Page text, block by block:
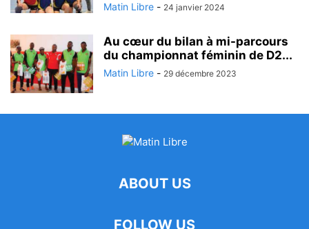
Matin Libre - 24 janvier 2024
Au cœur du bilan à mi-parcours
du championnat féminin de D2...
Matin Libre - 29 décembre 2023
ABOUT US
FOLLOW US